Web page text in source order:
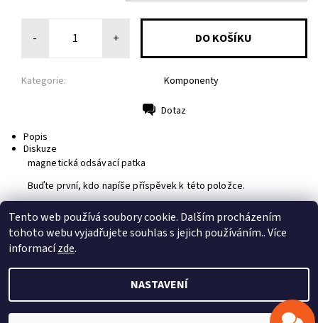
- +
Kategorie: Komponenty
Dotaz
Popis
Diskuze
magnetická odsávací patka
Buďte první, kdo napíše příspěvek k této položce.
2026 © Profitek, s.r.o., všechna práva vyhrazena
Tento web používá soubory cookie. Dalším procházením
tohoto webu vyjadřujete souhlas s jejich používáním.. Více
informacízde.
NASTAVENÍ